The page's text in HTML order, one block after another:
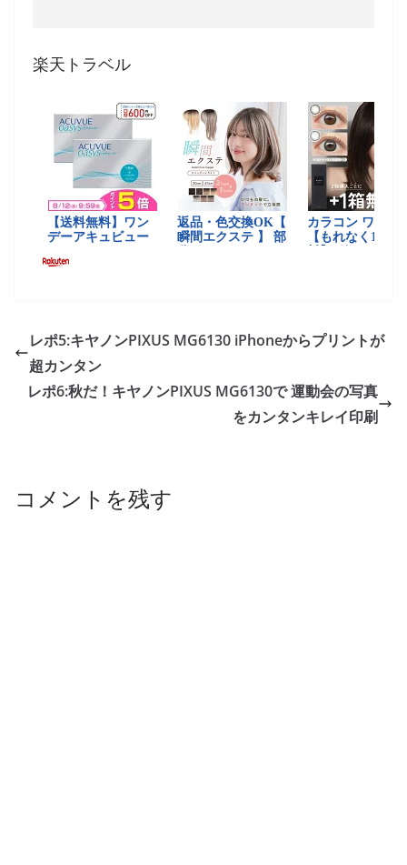
楽天トラベル
レポ5:キヤノンPIXUS MG6130 iPhoneからプリントが
超カンタン
レポ6:秋だ！キヤノンPIXUS MG6130で 運動会の写真
をカンタンキレイ印刷
コメントを残す